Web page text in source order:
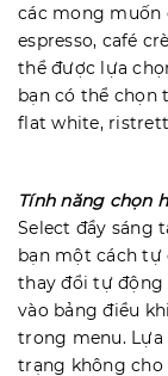
các mong muốn
espresso, café
thể được lựa
bạn có thể chọn
flat white,
Tính năng chọn
Select đầy sáng
bạn một cách tự
thay đổi tự động
vào bảng điều
trong menu.
trạng không